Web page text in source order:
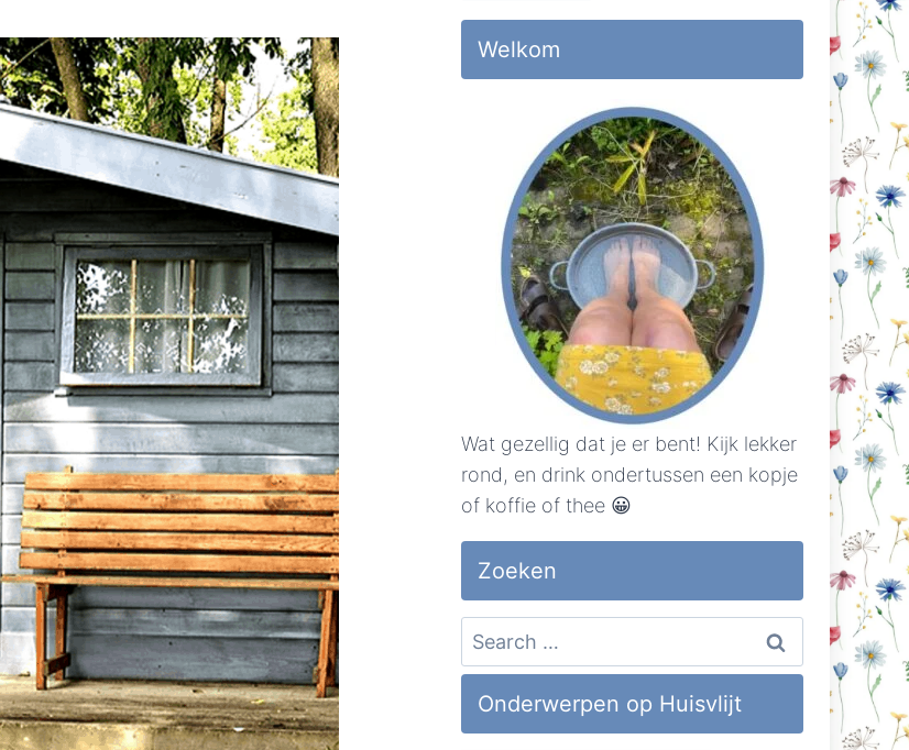
Welkom
Wat gezellig dat je er bent! Kijk lekker
rond, en drink ondertussen een kopje
of koffie of thee 😀
Zoeken
Search
for:
Onderwerpen op Huisvlijt